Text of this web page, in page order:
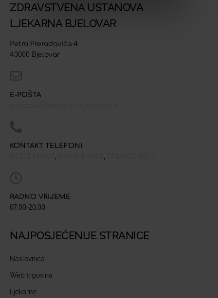
ZDRAVSTVENA USTANOVA
LJEKARNA BJELOVAR
Petra Preradovića 4
43000 Bjelovar
E-POŠTA
KONTAKT TELEFONI
, ,
RADNO VRIJEME
07:00-20:00
NAJPOSJEĆENIJE STRANICE
Naslovnica
Web trgovina
Ljekarne